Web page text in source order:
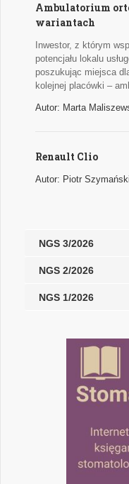
Ambulatorium
wariantach
Inwestor, z którym
potencjału lokalu
poszukując miejsca
kolejnej placówki –
Autor: Marta
Renault Clio
Autor: Piotr Szymański
NGS 3/2026
NGS 2/2026
NGS 1/2026